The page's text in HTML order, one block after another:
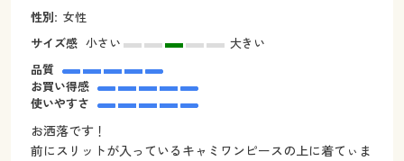
性別: 女性
サイズ感 小さい
大きい
品質
お買い得感
使いやすさ
お洒落です！
前にスリットが入っているキャミワンピースの上に着てぃま